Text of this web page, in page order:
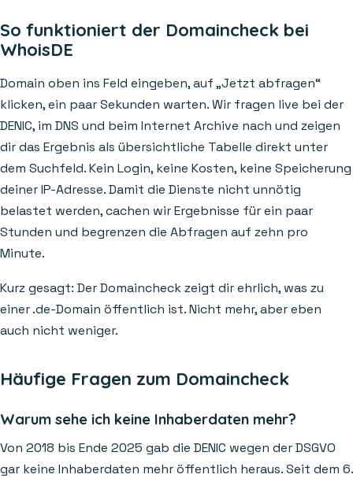
So funktioniert der Domaincheck bei
WhoisDE
Domain oben ins Feld eingeben, auf „Jetzt abfragen“
klicken, ein paar Sekunden warten. Wir fragen live bei der
DENIC, im DNS und beim Internet Archive nach und zeigen
dir das Ergebnis als übersichtliche Tabelle direkt unter
dem Suchfeld. Kein Login, keine Kosten, keine Speicherung
deiner IP-Adresse. Damit die Dienste nicht unnötig
belastet werden, cachen wir Ergebnisse für ein paar
Stunden und begrenzen die Abfragen auf zehn pro
Minute.
Kurz gesagt: Der Domaincheck zeigt dir ehrlich, was zu
einer .de-Domain öffentlich ist. Nicht mehr, aber eben
auch nicht weniger.
Häufige Fragen zum Domaincheck
Warum sehe ich keine Inhaberdaten mehr?
Von 2018 bis Ende 2025 gab die DENIC wegen der DSGVO
gar keine Inhaberdaten mehr öffentlich heraus. Seit dem 6.